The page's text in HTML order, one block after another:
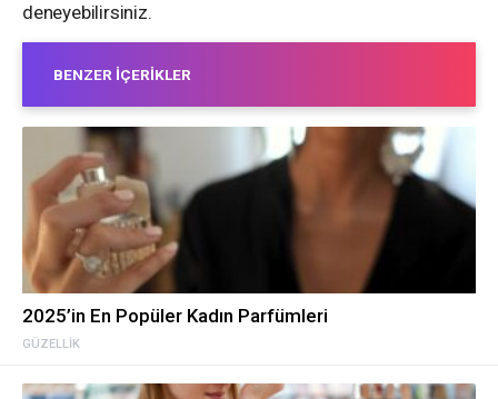
deneyebilirsiniz.
BENZER İÇERIKLER
GÜZELLIK
2025’in En Popüler Kadın Parfümleri